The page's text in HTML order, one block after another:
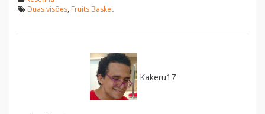
Duas visões, Fruits Basket
Kakeru17